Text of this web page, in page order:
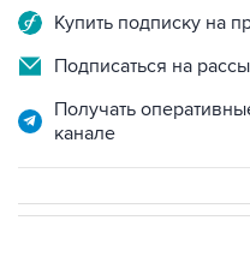
Купить подписку на
Подписаться на
Получать
канале